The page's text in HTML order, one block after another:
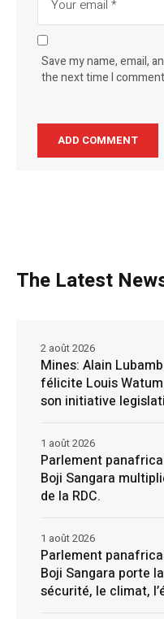
Save my name, email,
the next time I
The Latest
Mines: Alain
félicite Louis
son initiative
2 août 2026
Parlement
Boji Sangara
de la RDC.
1 août 2026
Parlement
Boji Sangara porte
sécurité, le climat,
1 août 2026